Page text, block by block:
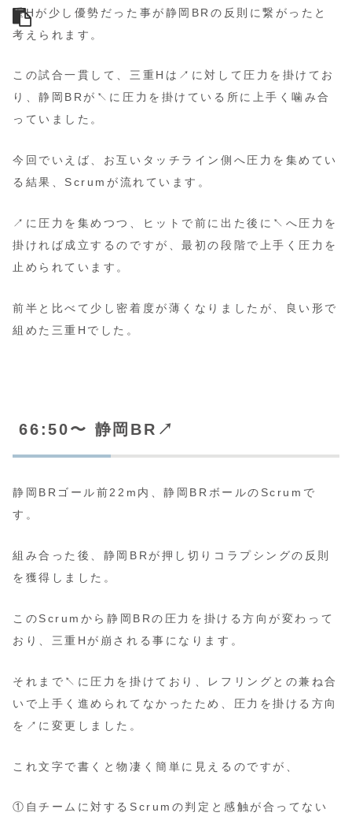
重Hが少し優勢だった事が静岡BRの反則に繋がったと
考えられます。
この試合一貫して、三重Hは↗️に対して圧力を掛けてお
り、静岡BRが↖️に圧力を掛けている所に上手く噛み合
っていました。
今回でいえば、お互いタッチライン側へ圧力を集めてい
る結果、Scrumが流れています。
↗️に圧力を集めつつ、ヒットで前に出た後に↖️へ圧力を
掛ければ成立するのですが、最初の段階で上手く圧力を
止められています。
前半と比べて少し密着度が薄くなりましたが、良い形で
組めた三重Hでした。
66:50〜 静岡BR↗️
静岡BRゴール前22m内、静岡BRボールのScrumで
す。
組み合った後、静岡BRが押し切りコラプシングの反則
を獲得しました。
このScrumから静岡BRの圧力を掛ける方向が変わって
おり、三重Hが崩される事になります。
それまで↖️に圧力を掛けており、レフリングとの兼ね合
いで上手く進められてなかったため、圧力を掛ける方向
を↗️に変更しました。
これ文字で書くと物凄く簡単に見えるのですが、
①自チームに対するScrumの判定と感触が合ってない